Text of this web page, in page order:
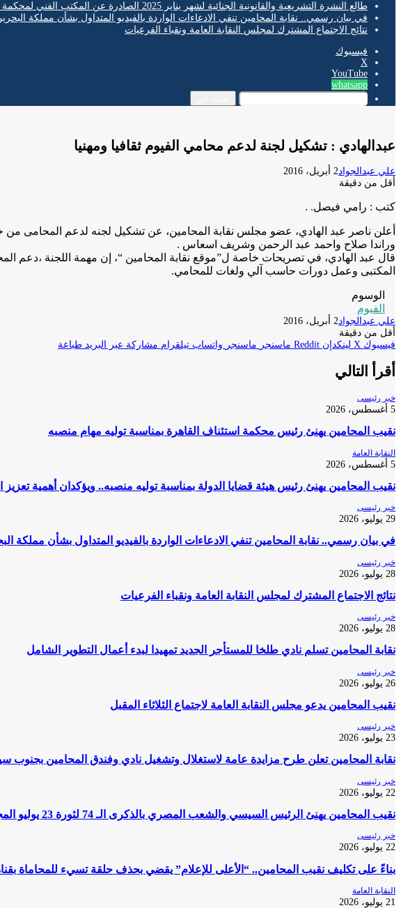
طالع النشرة التشريعية والقانونية الجنائية لشهر يناير 2025 الصادرة عن المكتب الفني لمحكمة النقض
في بيان رسمي.. نقابة المحامين تنفي الادعاءات الواردة بالفيديو المتداول بشأن مملكة
نتائج الاجتماع المشترك لمجلس النقابة العامة ونقباء الفرعيات
فيسبوك
‫X
‫YouTube
whatsapp
عبدالهادي : تشكيل لجنة لدعم محامي الفيوم ثقافيا ومهنيا
علي عبدالجواد2 أبريل، 2016
أقل من دقيقة
كتب : رامي فيصل. .
أعلن ناصر عبد الهادي، عضو مجلس نقابة المحامين، عن تشكيل لجنه لدعم المحامى من
وراندا صلاح واحمد عبد الرحمن وشريف اسعاس .
قال عبد الهادي، في تصريحات خاصة ل”موقع نقابة المحامين “، إن مهمة اللجنة ،دعم
المكتبى وعمل دورات حاسب آلي ولغات للمحامي.
الوسوم
الفيوم
علي عبدالجواد2 أبريل، 2016
أقل من دقيقة
فيسبوك ‫X لينكدإن ماسنجر ماسنجر واتساب تيلقرام مشاركة عبر البريد طباعة
أقرأ التالي
خبر رئيسى
5 أغسطس، 2026
نقيب المحامين يهنئ رئيس محكمة استئناف القاهرة بمناسبة توليه مهام منصبه
النقابة العامة
5 أغسطس، 2026
نقيب المحامين يهنئ رئيس هيئة قضايا الدولة بمناسبة توليه منصبه.. ويؤكدان أهمية تعزيز
خبر رئيسى
29 يوليو، 2026
في بيان رسمي.. نقابة المحامين تنفي الادعاءات الواردة بالفيديو المتداول بشأن مملكة
خبر رئيسى
28 يوليو، 2026
نتائج الاجتماع المشترك لمجلس النقابة العامة ونقباء الفرعيات
خبر رئيسى
28 يوليو، 2026
نقابة المحامين تسلم نادي طلخا للمستأجر الجديد تمهيدا لبدء أعمال التطوير الشامل
خبر رئيسى
26 يوليو، 2026
نقيب المحامين يدعو مجلس النقابة العامة لاجتماع الثلاثاء المقبل
خبر رئيسى
23 يوليو، 2026
نقابة المحامين تعلن طرح مزايدة عامة لاستغلال وتشغيل نادي وفندق المحامين بجنوب
خبر رئيسى
22 يوليو، 2026
نقيب المحامين يهنئ الرئيس السيسي والشعب المصري بالذكرى الـ 74 لثورة 23 يوليو المجيدة
خبر رئيسى
22 يوليو، 2026
بناءً على تكليف نقيب المحامين.. “الأعلى للإعلام” يقضي بحذف حلقة تسيء للمحاماة
النقابة العامة
21 يوليو، 2026